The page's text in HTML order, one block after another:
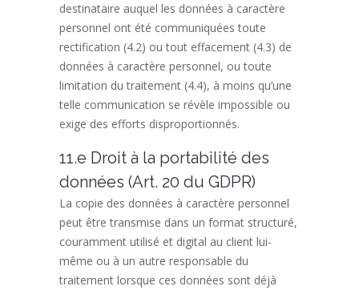
destinataire auquel les données à caractère
personnel ont été communiquées toute
rectification (4.2) ou tout effacement (4.3) de
données à caractère personnel, ou toute
limitation du traitement (4.4), à moins qu’une
telle communication se révèle impossible ou
exige des efforts disproportionnés.
11.e Droit à la portabilité des
données (Art. 20 du GDPR)
La copie des données à caractère personnel
peut être transmise dans un format structuré,
couramment utilisé et digital au client lui-
même ou à un autre responsable du
traitement lorsque ces données sont déjà